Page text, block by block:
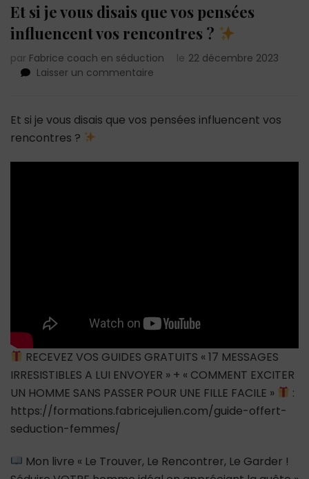
Et si je vous disais que vos pensées
influencent vos rencontres ?
par Fabrice coach en séduction le 22 décembre 2023
Laisser un commentaire
je
que
Et si je vous disais que vos pensées influencent vos
rencontres ?
RECEVEZ VOS GUIDES GRATUITS « 17 MESSAGES
IRRESISTIBLES A LUI ENVOYER » + « COMMENT EXCITER
UN HOMME SANS PASSER POUR UNE FILLE FACILE »
:
https://formations.fabricejulien.com/guide-offert-
seduction-femmes/
Mon livre « Le Trouver, Le Rencontrer, Le Garder !